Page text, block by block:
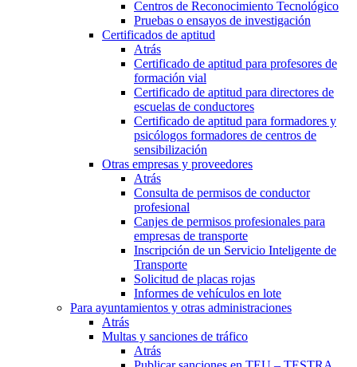
Centros de Reconocimiento Tecnológico
Pruebas o ensayos de investigación
Certificados de aptitud
Atrás
Certificado de aptitud para profesores de
formación vial
Certificado de aptitud para directores de
escuelas de conductores
Certificado de aptitud para formadores y
psicólogos formadores de centros de
sensibilización
Otras empresas y proveedores
Atrás
Consulta de permisos de conductor
profesional
Canjes de permisos profesionales para
empresas de transporte
Inscripción de un Servicio Inteligente de
Transporte
Solicitud de placas rojas
Informes de vehículos en lote
Para ayuntamientos y otras administraciones
Atrás
Multas y sanciones de tráfico
Atrás